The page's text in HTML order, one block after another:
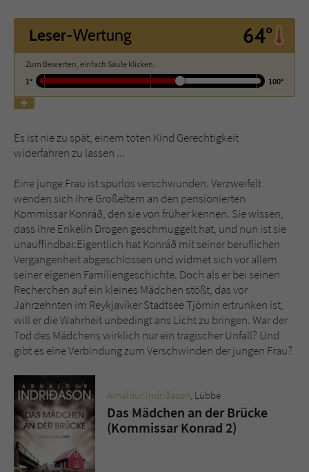
Leser-Wertung 64°
Zum Bewerten, einfach Säule klicken.
1°
100°
Es ist nie zu spät, einem toten Kind Gerechtigkeit
widerfahren zu lassen ...
Eine junge Frau ist spurlos verschwunden. Verzweifelt
wenden sich ihre Großeltern an den pensionierten
Kommissar Konráð, den sie von früher kennen. Sie wissen,
dass ihre Enkelin Drogen geschmuggelt hat, und nun ist sie
unauffindbar.Eigentlich hat Konráð mit seiner beruflichen
Vergangenheit abgeschlossen und widmet sich vor allem
seiner eigenen Familiengeschichte. Doch als er bei seinen
Recherchen auf ein kleines Mädchen stößt, das vor
Jahrzehnten im Reykjavíker Stadtsee Tjörnin ertrunken ist,
will er die Wahrheit unbedingt ans Licht zu bringen. War der
Tod des Mädchens wirklich nur ein tragischer Unfall? Und
gibt es eine Verbindung zum Verschwinden der jungen Frau?
Arnaldur Indriðason, Lübbe
Das Mädchen an der Brücke
(Kommissar Konrad 2)
Name tx_pwcomments_ahash
Anbieter Literatur-Couch Medien GmbH & Co. KG
Laufzeit 1 Jahr
Anbieter Literatur-Couch Medien GmbH & Co. KG
Laufzeit Session
Zweck
Dieses Cookie gewährleistet die
Kommunikation der Webseite mit dem
Benutzer. Es wird benötigt um z. B. den
Sicherheitscode des Kontaktformulars zu
überprüfen.